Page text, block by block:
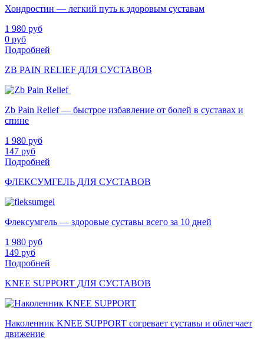
Хондростин — легкий путь к здоровым суставам
1 980 руб
0 руб
Подробней
ZB PAIN RELIEF ДЛЯ СУСТАВОВ
Zb Pain Relief — быстрое избавление от болей в суставах и
спине
1 980 руб
147 руб
Подробней
ФЛЕКСУМГЕЛЬ ДЛЯ СУСТАВОВ
Флексумгель — здоровые суставы всего за 10 дней
1 980 руб
149 руб
Подробней
KNEE SUPPORT ДЛЯ СУСТАВОВ
Наколенник KNEE SUPPORT согревает суставы и облегчает
движение